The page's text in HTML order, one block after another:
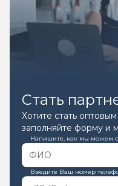
Стать
Хотите стать
заполняйте форму и
Напишите, как мы можем
Введите Ваш номер